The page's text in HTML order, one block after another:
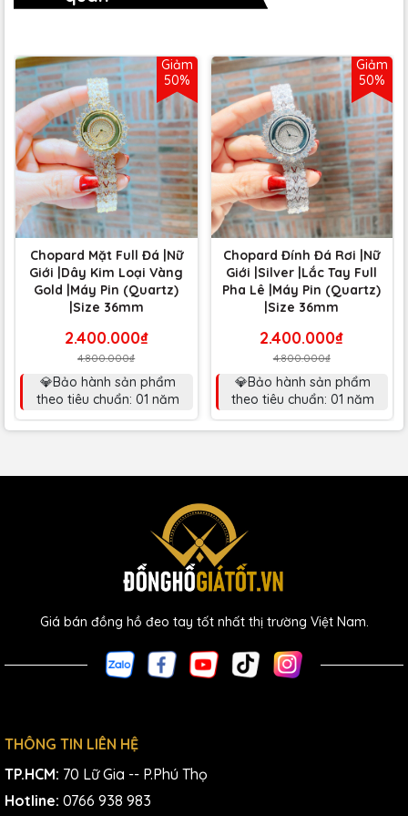
Giảm
50%
Chopard Mặt Full Đá |Nữ
Giới |Dây Kim Loại Vàng
Gold |Máy Pin (Quartz)
|Size 36mm
2.400.000₫
4.800.000₫
💎Bảo hành sản phẩm
theo tiêu chuẩn: 01 năm
Giảm
50%
Chopard Đính Đá Rơi |Nữ
Giới |Silver |Lắc Tay Full
Pha Lê |Máy Pin (Quartz)
|Size 36mm
2.400.000₫
4.800.000₫
💎Bảo hành sản phẩm
theo tiêu chuẩn: 01 năm
Giá bán đồng hồ đeo tay tốt nhất thị trường Việt Nam.
THÔNG TIN LIÊN HỆ
TP.HCM: 70 Lữ Gia -- P.Phú Thọ
Hotline: 0766 938 983